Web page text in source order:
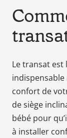
Letransat est
confort de
de siège
bébé pour
à installer